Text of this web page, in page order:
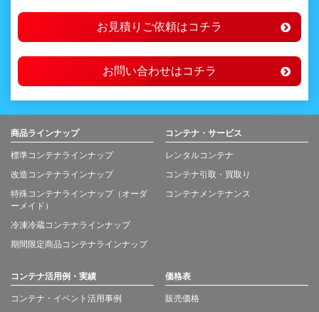
お見積りご依頼はコチラ
お問い合わせはコチラ
商品ラインナップ
標準コンテナラインナップ
改造コンテナラインナップ
特殊コンテナラインナップ（オーダ
ーメイド）
冷凍冷蔵コンテナラインナップ
期間限定商品コンテナラインナップ
コンテナ・サービス
レンタルコンテナ
コンテナ引取・買取り
コンテナメンテナンス
コンテナ活用例・実績
コンテナ・イベント活用事例
価格表
販売価格